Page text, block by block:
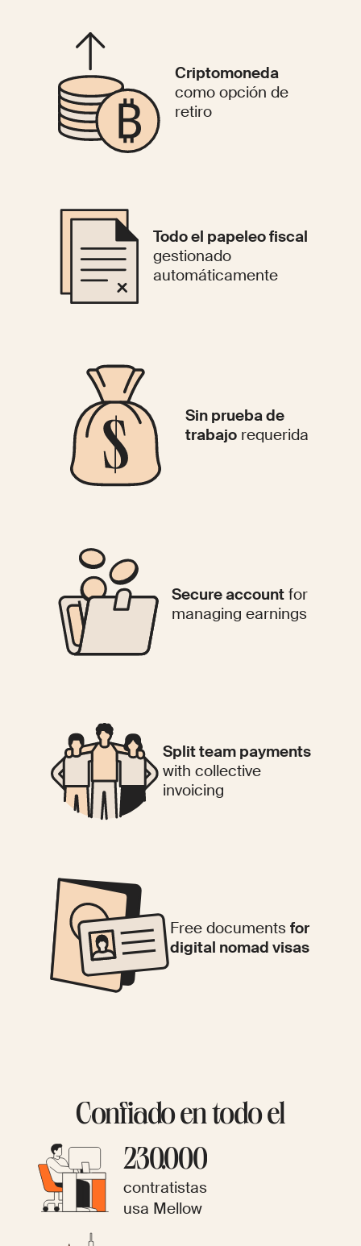
Criptomoneda
como opción de
retiro
Todo el papeleo fiscal
gestionado
automáticamente
Sin prueba de
trabajorequerida
Secure account for
managing earnings
Split team payments
with collective
invoicing
Free documentsfor
digital nomad visas
Confiado en todo el
230.000
contratistas
usa Mellow